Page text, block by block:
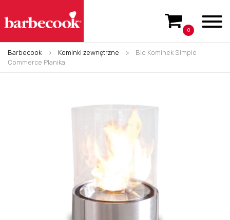
0
Barbecook > Kominki zewnętrzne >
Bio Kominek Simple
Commerce Planika